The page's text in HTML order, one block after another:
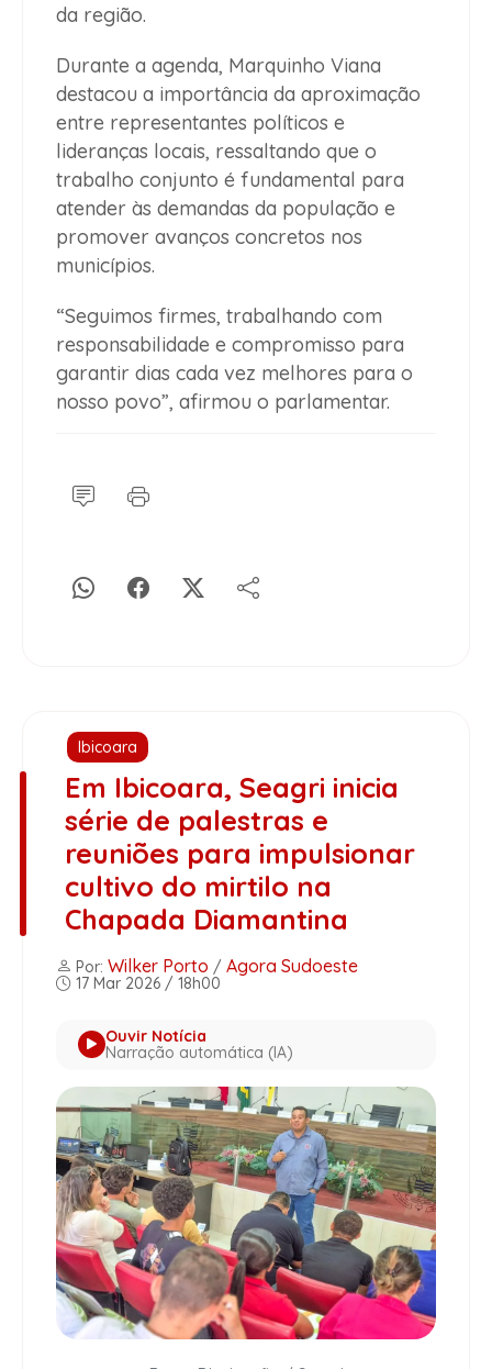
da região.
Durante a agenda, Marquinho Viana
destacou a importância da aproximação
entre representantes políticos e
lideranças locais, ressaltando que o
trabalho conjunto é fundamental para
atender às demandas da população e
promover avanços concretos nos
municípios.
“Seguimos firmes, trabalhando com
responsabilidade e compromisso para
garantir dias cada vez melhores para o
nosso povo”, afirmou o parlamentar.
Ibicoara
Em Ibicoara, Seagri inicia
série de palestras e
reuniões para impulsionar
cultivo do mirtilo na
Chapada Diamantina
Por: Wilker Porto / Agora Sudoeste
17 Mar 2026 / 18h00
Ouvir Notícia
Narração automática (IA)